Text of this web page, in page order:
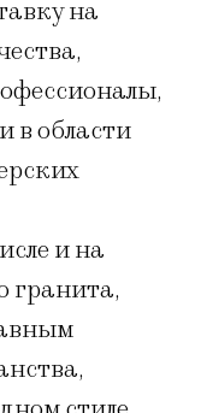
на
в области
и на
гранита,